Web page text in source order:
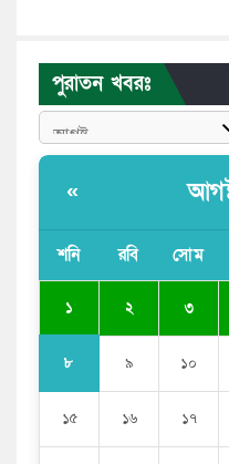
পাঁচ দেশি মাছে মিলল
বাংলাদেশী কর্মীদের
সজীব ওয়াজেদ জয়
পুরাতন খবরঃ
«
শনি রবি সোম
১ ২ ৩
৮ ৯ ১০
১৫ ১৬ ১৭